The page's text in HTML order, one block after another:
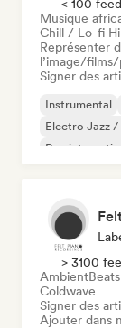
< 100
Musique
Chill / Lo-fi
Représenter
l’image/
Signer des
Instrumental
Electro Jazz /
Rap
> 3100
Ambient
Coldwave
Signer des
Ajouter dans